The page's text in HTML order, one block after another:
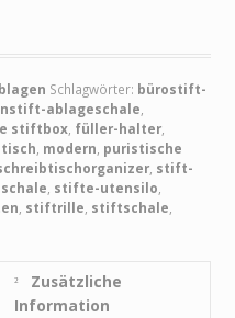
Schlagwörter: bürostift-
ablageschale
stiftbox füller-halter
modern puristische
stift-
stifte-utensilo
stiftrille stiftschale
Zusätzliche
Information